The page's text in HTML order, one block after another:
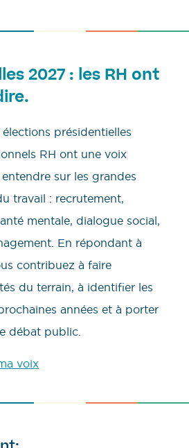
2027 : les RH ont
présidentielles
RH ont une voix
sur les grandes
travail : recrutement,
mentale, dialogue social,
En répondant à
contribuez à faire
du terrain, à identifier les
années et à porter
débat public.
voix